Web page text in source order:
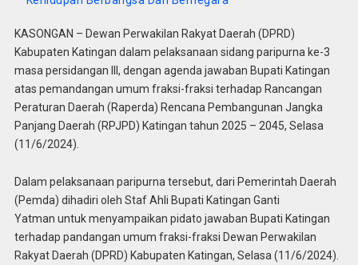
KASONGAN – Dewan Perwakilan Rakyat Daerah (DPRD)
Kabupaten Katingan dalam pelaksanaan sidang paripurna ke-3
masa persidangan III, dengan agenda jawaban Bupati Katingan
atas pemandangan umum fraksi-fraksi terhadap Rancangan
Peraturan Daerah (Raperda) Rencana Pembangunan Jangka
Panjang Daerah (RPJPD) Katingan tahun 2025 – 2045, Selasa
(11/6/2024).
Dalam pelaksanaan paripurna tersebut, dari Pemerintah Daerah
(Pemda) dihadiri oleh Staf Ahli Bupati Katingan Ganti
Yatman untuk menyampaikan pidato jawaban Bupati Katingan
terhadap pandangan umum fraksi-fraksi Dewan Perwakilan
Rakyat Daerah (DPRD) Kabupaten Katingan, Selasa (11/6/2024).